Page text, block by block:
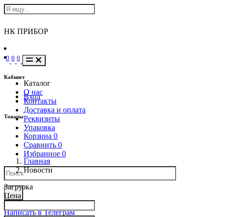
НК ПРИБОР
Кабинет
Вход
Товары
Корзина 0
Сравнить 0
Избранное 0
Написать в Телеграм
0 0 0
Каталог
О нас
Контакты
Доставка и оплата
Реквизиты
Упаковка
Главная
Новости
Загрузка
Цена